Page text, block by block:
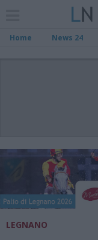
Home News 24
LEGNANO